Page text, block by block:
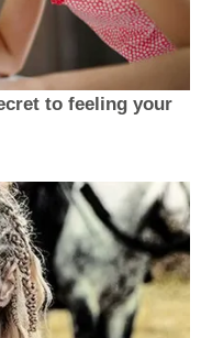
to feeling your